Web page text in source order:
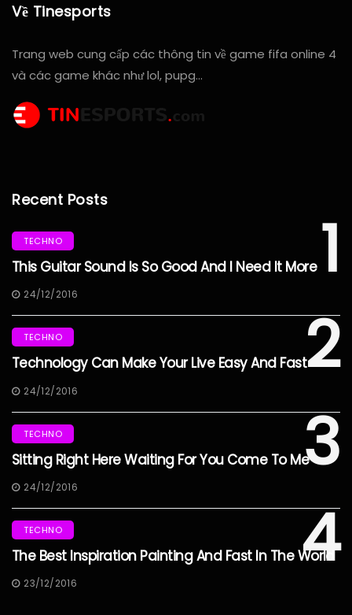
Về Tinesports
Trang web cung cấp các thông tin về game fifa online 4
và các game khác như lol, pupg…
Recent Posts
1
TECHNO
This Guitar Sound Is So Good And I Need It More
24/12/2016
2
TECHNO
Technology Can Make Your Live Easy And Fast
24/12/2016
3
TECHNO
Sitting Right Here Waiting For You Come To Me
24/12/2016
4
TECHNO
The Best Inspiration Painting And Fast In The World
23/12/2016